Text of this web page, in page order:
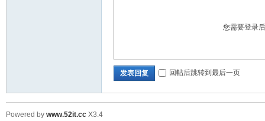
您需要登录
发表回复 回帖后跳转到最后一页
Powered by www.52it.cc X3.4